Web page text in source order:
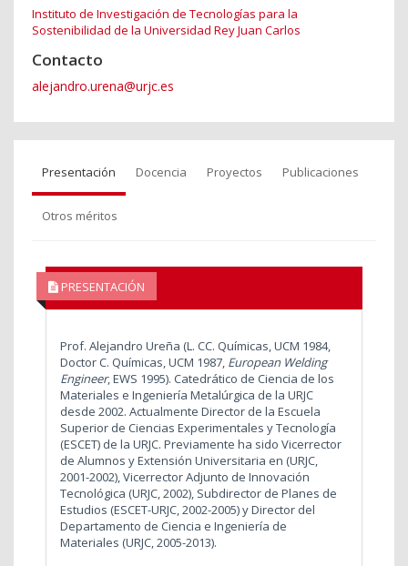
Instituto de Investigación de Tecnologías para la
Sostenibilidad de la Universidad Rey Juan Carlos
Contacto
alejandro.urena@urjc.es
Presentación Docencia Proyectos Publicaciones
Otros méritos
PRESENTACIÓN
Prof. Alejandro Ureña (L. CC. Químicas, UCM 1984,
Doctor C. Químicas, UCM 1987, European Welding
Engineer, EWS 1995). Catedrático de Ciencia de los
Materiales e Ingeniería Metalúrgica de la URJC
desde 2002. Actualmente Director de la Escuela
Superior de Ciencias Experimentales y Tecnología
(ESCET) de la URJC. Previamente ha sido Vicerrector
de Alumnos y Extensión Universitaria en (URJC,
2001-2002), Vicerrector Adjunto de Innovación
Tecnológica (URJC, 2002), Subdirector de Planes de
Estudios (ESCET-URJC, 2002-2005) y Director del
Departamento de Ciencia e Ingeniería de
Materiales (URJC, 2005-2013).